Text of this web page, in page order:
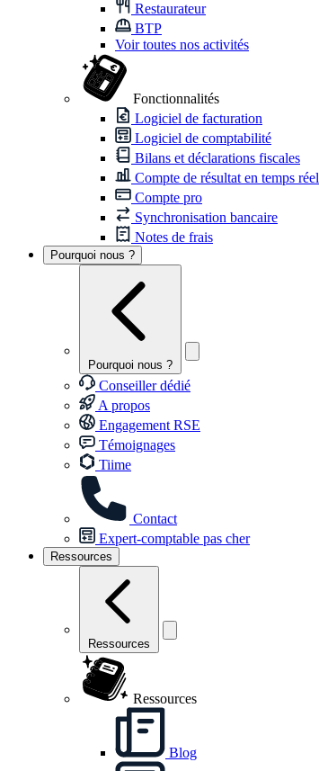
Restaurateur
BTP
Voir toutes nos activités
Fonctionnalités
Logiciel de facturation
Logiciel de comptabilité
Bilans et déclarations fiscales
Compte de résultat en temps réel
Compte pro
Synchronisation bancaire
Notes de frais
Pourquoi nous ?
Pourquoi nous ?
Conseiller dédié
A propos
Engagement RSE
Témoignages
Tiime
Contact
Expert-comptable pas cher
Ressources
Ressources
Ressources
Blog